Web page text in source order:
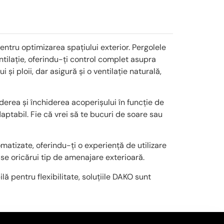
optimizarea spațiului exterior. Pergolele
oferindu-ți control complet asupra
și ploii, dar asigură și o ventilație naturală,
și închiderea acoperișului în funcție de
Fie că vrei să te bucuri de soare sau
oferindu-ți o experiență de utilizare
oricărui tip de amenajare exterioară.
pentru flexibilitate, soluțiile DAKO sunt